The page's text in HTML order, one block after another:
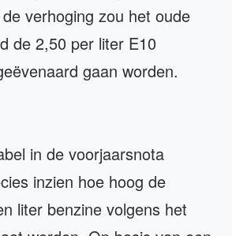
verhoging zou het oude
de 2,50 per liter E10
gaan worden.
in de voorjaarsnota
inzien hoe hoog de
liter benzine volgens het